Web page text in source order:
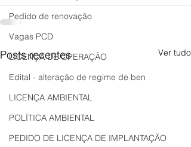
Pedido de renovação
Vagas PCD
LICENÇA DE OPERAÇÃO
Edital - alteração de regime de ben
LICENÇA AMBIENTAL
POLÍTICA AMBIENTAL
PEDIDO DE LICENÇA DE IMPLANTAÇÃO
Posts recentes Ver tudo